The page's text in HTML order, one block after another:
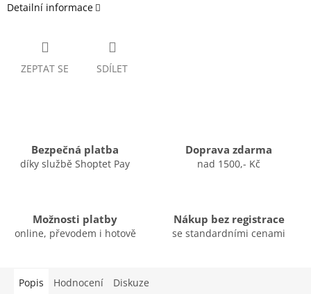
Detailní informace
ZEPTAT SE SDÍLET
Bezpečná platba
díky službě Shoptet Pay
Doprava zdarma
nad 1500,- Kč
Možnosti platby
online, převodem i hotově
Nákup bez registrace
se standardními cenami
Popis Hodnocení Diskuze